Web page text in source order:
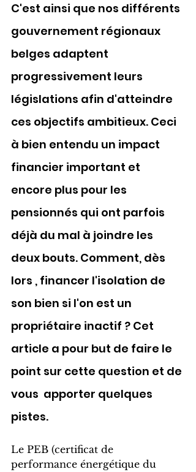
C'est ainsi que nos différents
gouvernement régionaux
belges adaptent
progressivement leurs
législations afin d'atteindre
ces objectifs ambitieux. Ceci
à bien entendu un impact
financier important et
encore plus pour les
pensionnés qui ont parfois
déjà du mal à joindre les
deux bouts. Comment, dès
lors , financer l'isolation de
son bien si l'on est un
propriétaire inactif ? Cet
article a pour but de faire le
point sur cette question et de
vous  apporter quelques
pistes.
Le PEB (certificat de
performance énergétique du